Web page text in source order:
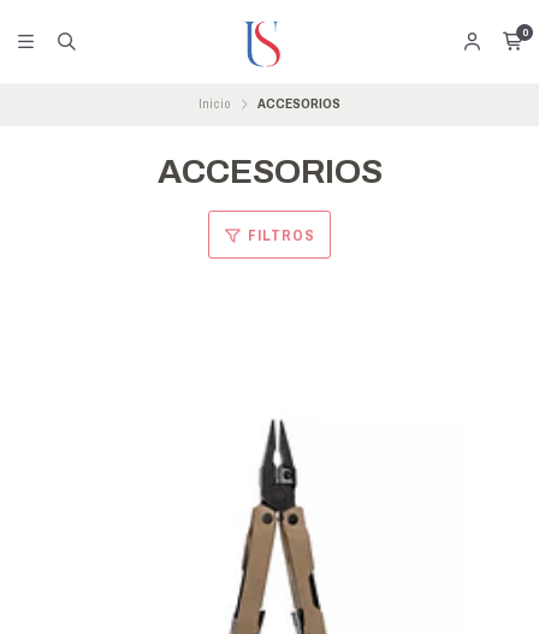
0
Inicio ACCESORIOS
ACCESORIOS
FILTROS